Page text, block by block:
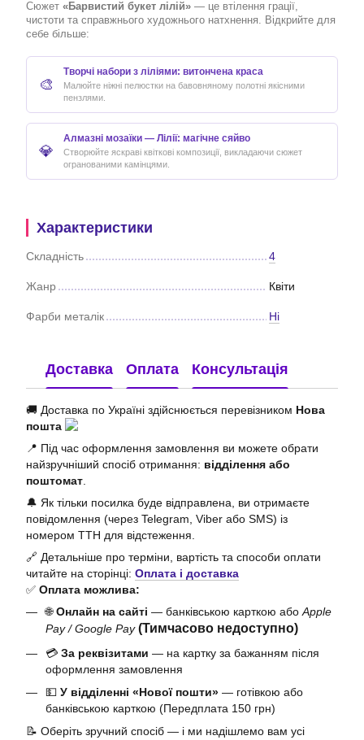
Сюжет «Барвистий букет лілій» — це втілення грації,
чистоти та справжнього художнього натхнення. Відкрийте для
себе більше:
🎨
Творчі набори з ліліями: витончена краса
Малюйте ніжні пелюстки на бавовняному полотні якісними
пензлями.
💎
Алмазні мозаїки — Лілії: магічне сяйво
Створюйте яскраві квіткові композиції, викладаючи сюжет
огранованими камінцями.
Характеристики
Складність 4
Жанр Квіти
Фарби металік Ні
Доставка Оплата Консультація
🚚 Доставка по Україні здійснюється перевізником Нова
пошта
📍 Під час оформлення замовлення ви можете обрати
найзручніший спосіб отримання: відділення або
поштомат
🔔 Як тільки посилка буде відправлена, ви отримаєте
повідомлення (через Telegram, Viber або SMS) із
номером ТТН для відстеження.
🔗 Детальніше про терміни, вартість та способи оплати
читайте на сторінці: Оплата і доставка
✅ Оплата можлива:
🌐Онлайн на сайті — банківською карткою або Apple
Pay / Google Pay (Тимчасово недоступно)
💳 За реквізитами — на картку за бажанням після
оформлення замовлення
💵 У відділенні «Нової пошти» — готівкою або
банківською карткою (Передплата 150 грн)
📝 Оберіть зручний спосіб — і ми надішлемо вам усі